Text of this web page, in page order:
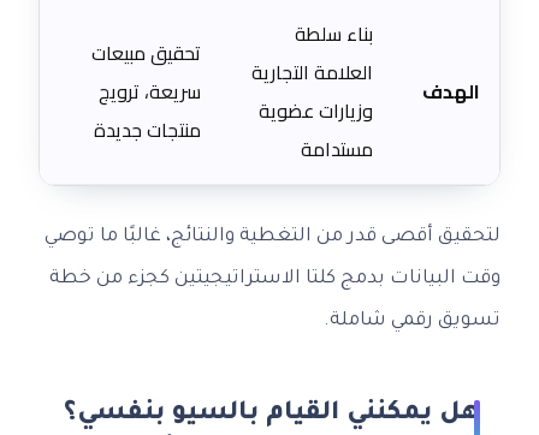
الهدف
بناء سلطة
العلامة التجارية
وزيارات عضوية
مستدامة
تحقيق مبيعات
سريعة، ترويج
منتجات جديدة
لتحقيق أقصى قدر من التغطية والنتائج، غالبًا ما توصي
وقت البيانات بدمج كلتا الاستراتيجيتين كجزء من خطة
تسويق رقمي شاملة.
هل يمكنني القيام بالسيو بنفسي؟